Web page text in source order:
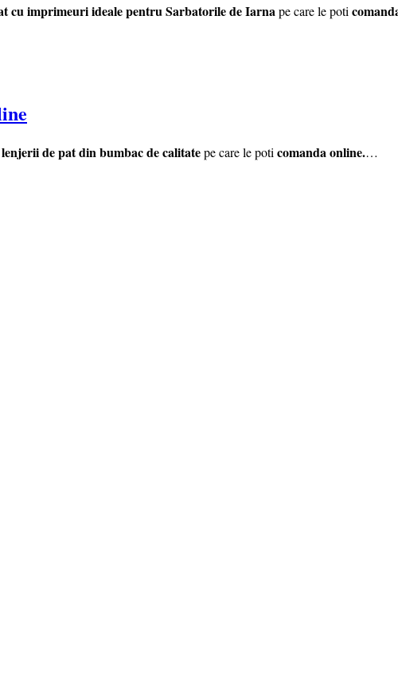
cu imprimeuri ideale pentru Sarbatorile de Iarnape care le poti
de pat din bumbac de calitatepe care le poti comanda online.…